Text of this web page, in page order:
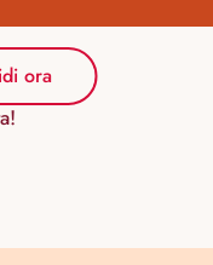
ora